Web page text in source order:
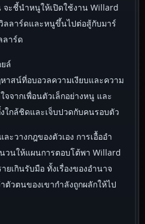
ะชี้นำหนูให้เปิดใช้งาน Willard
ลลาร์ดและหนูขึ้นไปต่อสู้กับมาร์
ลาร์ด
ล์
าสน์ที่อบอวลความเงียบและความ
จจากเพื่อนตัวเล็กอย่างหนู และ
ใกล้ชิดและเจ็บปวดกับคนรอบตัว
วางกฎของตัวเอง การเอื้ออำ
วนให้แผนการตอบโต้พา Willard
เกินรับมือ ทั้งเรื่องของอำนาจ
ตัวตนของเขากำลังถูกผลักให้ไป